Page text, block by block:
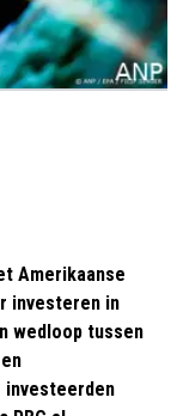
Amerikaanse
investeren in
wedloop tussen
investeerden